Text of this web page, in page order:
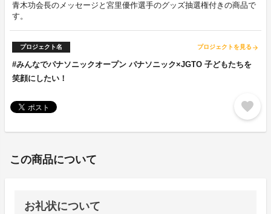
青木功会長のメッセージと宮里優作選手のグッズ抽選権付きの商品で
す。
プロジェクト名 プロジェクトを見る arrow_forward
#みんなでパナソニックオープン パナソニック×JGTO 子どもたちを
笑顔にしたい！
favorite
この商品について
お礼状について